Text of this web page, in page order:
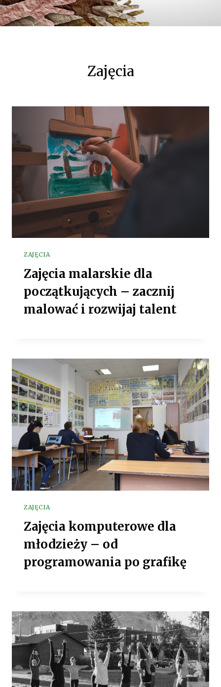
Zajęcia
ZAJĘCIA
Zajęcia malarskie dla
początkujących – zacznij
malować i rozwijaj talent
ZAJĘCIA
Zajęcia komputerowe dla
młodzieży – od
programowania po grafikę